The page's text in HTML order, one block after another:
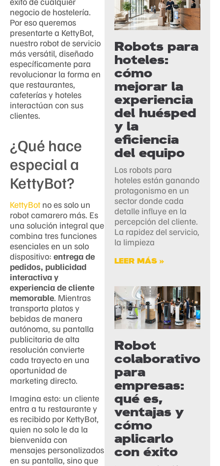
negocio de hostelería.
Por eso queremos
presentarte a KettyBot,
nuestro robot de servicio
más versátil, diseñado
específicamente para
revolucionar la forma en
que restaurantes,
cafeterías y hoteles
interactúan con sus
clientes.
¿Qué hace
especial a
KettyBot?
KettyBot no es solo un
robot camarero más. Es
una solución integral que
combina tres funciones
esenciales en un solo
dispositivo: entrega de
pedidos, publicidad
interactiva y
experiencia de cliente
memorable. Mientras
transporta platos y
bebidas de manera
autónoma, su pantalla
publicitaria de alta
resolución convierte
cada trayecto en una
oportunidad de
marketing directo.
Imagina esto: un cliente
entra a tu restaurante y
es recibido por KettyBot,
quien no solo le da la
bienvenida con
mensajes personalizados
en su pantalla, sino que
Robots para
hoteles:
cómo
mejorar la
experiencia
del huésped
y la
eficiencia
del equipo
Los robots para
hoteles están ganando
protagonismo en un
sector donde cada
detalle influye en la
percepción del cliente.
La rapidez del servicio,
la limpieza
LEER MÁS »
Robot
colaborativo
para
empresas:
qué es,
ventajas y
cómo
aplicarlo
con éxito